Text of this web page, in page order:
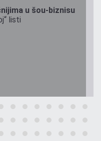
u šou-biznisu
listi